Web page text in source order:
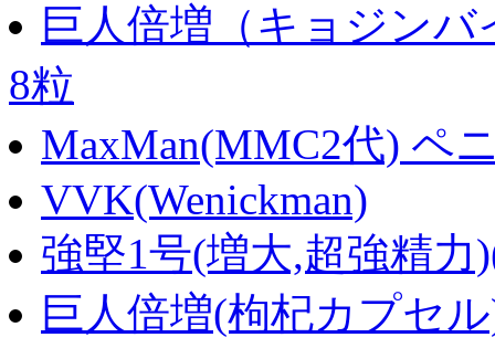
巨人倍増（キョジン
8粒
MaxMan(MMC2代) ペ
VVK(Wenickman)
強堅1号(増大,超強精力
巨人倍増(枸杞カプセ